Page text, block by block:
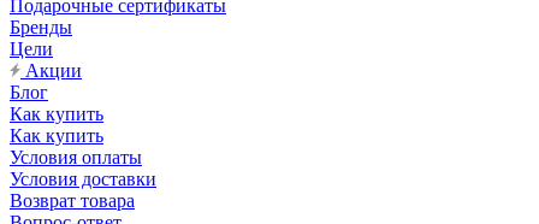
Подарочные сертификаты
Бренды
Цели
Акции
Блог
Как купить
Как купить
Условия оплаты
Условия доставки
Возврат товара